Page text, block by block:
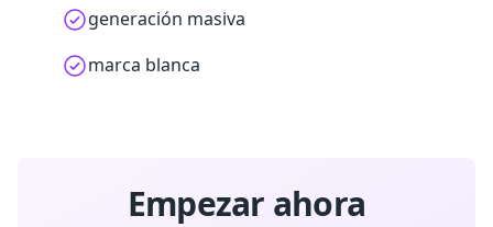
generación masiva
marca blanca
Empezar ahora